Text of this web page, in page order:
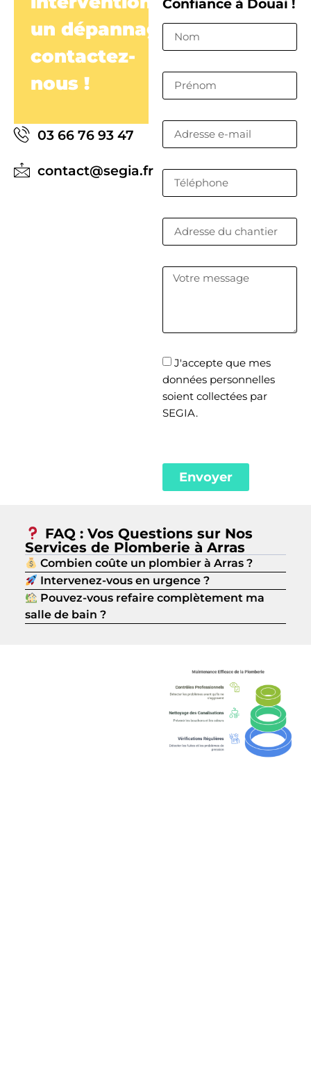
un dépannage,
contactez-
nous !
03 66 76 93 47
contact@segia.fr
Confiance à Douai !
J'accepte que mes
données personnelles
soient collectées par
SEGIA.
Envoyer
FAQ : Vos Questions sur Nos
Services de Plomberie à Arras
Combien coûte un plombier à Arras ?
Intervenez-vous en urgence ?
Pouvez-vous refaire complètement ma
salle de bain ?